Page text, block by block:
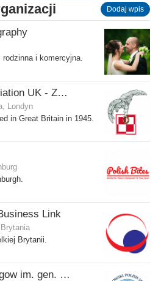
Dodaj wpis
i komercyjna.
Polish Airmen's Association UK - Związek Lotników Polskich WB
Londyn
in Great Britain in 1945.
Link
Brytanii.
Polska Szkoła w Glasgow im. gen. Stanisława Sosabowskiego